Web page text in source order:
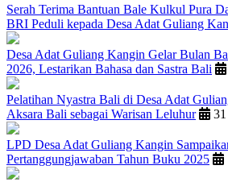
Serah Terima Bantuan Bale Kulkul Pura
BRI Peduli kepada Desa Adat Guliang
Desa Adat Guliang Kangin Gelar Bulan
2026, Lestarikan Bahasa dan Sastra Bali
Pelatihan Nyastra Bali di Desa Adat
Aksara Bali sebagai Warisan Leluhur
LPD Desa Adat Guliang Kangin
Pertanggungjawaban Tahun Buku 2025